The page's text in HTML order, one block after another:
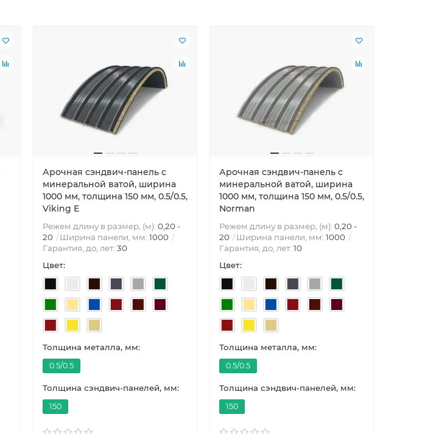
Арочная сэндвич-панель с
минеральной ватой, ширина
1000 мм, толщина 150 мм, 0.5/0.5,
Viking E
Режем длину в размер, (м): 0,20 -
20
Ширина панели, мм: 1000
Гарантия, до, лет: 30
Цвет:
Толщина металла, мм:
0.5/0.5
Толщина сэндвич-панелей, мм:
150
Арочная сэндвич-панель с
минеральной ватой, ширина
1000 мм, толщина 150 мм, 0.5/0.5,
Norman
Режем длину в размер, (м): 0,20 -
20
Ширина панели, мм: 1000
Гарантия, до, лет: 10
Цвет:
Толщина металла, мм:
0.5/0.5
Толщина сэндвич-панелей, мм:
150